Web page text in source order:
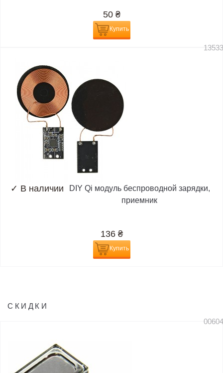
50 ₴
Купить
✓ В наличии
DIY Qi модуль беспроводной зарядки,
приемник
136 ₴
Купить
СКИДКИ